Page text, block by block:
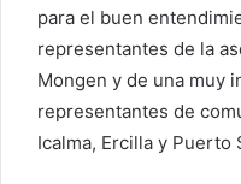
para el buen
representantes de la
Mongen y de una muy
representantes de
Icalma, Ercilla y Puerto